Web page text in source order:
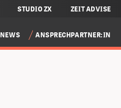
STUDIO ZX ZEIT ADVISE
NEWS ANSPRECHPARTNER:IN